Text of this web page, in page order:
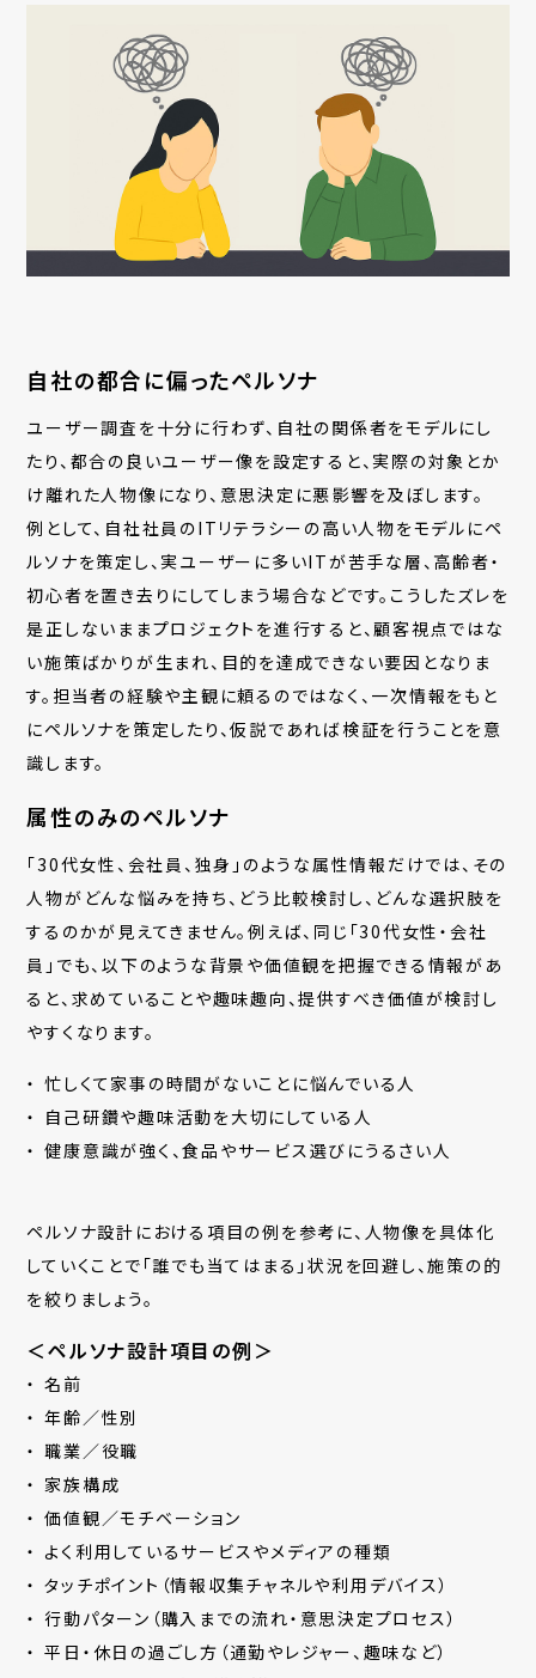
自社の都合に偏ったペルソナ
ユーザー調査を十分に行わず、自社の関係者をモデルにし
たり、都合の良いユーザー像を設定すると、実際の対象とか
け離れた人物像になり、意思決定に悪影響を及ぼします。
例として、自社社員のITリテラシーの高い人物をモデルにペ
ルソナを策定し、実ユーザーに多いITが苦手な層、高齢者・
初心者を置き去りにしてしまう場合などです。こうしたズレを
是正しないままプロジェクトを進行すると、顧客視点ではな
い施策ばかりが生まれ、目的を達成できない要因となりま
す。担当者の経験や主観に頼るのではなく、一次情報をもと
にペルソナを策定したり、仮説であれば検証を行うことを意
識します。
属性のみのペルソナ
「30代女性、会社員、独身」のような属性情報だけでは、その
人物がどんな悩みを持ち、どう比較検討し、どんな選択肢を
するのかが見えてきません。例えば、同じ「30代女性・会社
員」でも、以下のような背景や価値観を把握できる情報があ
ると、求めていることや趣味趣向、提供すべき価値が検討し
やすくなります。
忙しくて家事の時間がないことに悩んでいる人
自己研鑽や趣味活動を大切にしている人
健康意識が強く、食品やサービス選びにうるさい人
ペルソナ設計における項目の例を参考に、人物像を具体化
していくことで「誰でも当てはまる」状況を回避し、施策の的
を絞りましょう。
＜ペルソナ設計項目の例＞
名前
年齢／性別
職業／役職
家族構成
価値観／モチベーション
よく利用しているサービスやメディアの種類
タッチポイント（情報収集チャネルや利用デバイス）
行動パターン（購入までの流れ・意思決定プロセス）
平日・休日の過ごし方（通勤やレジャー、趣味など）